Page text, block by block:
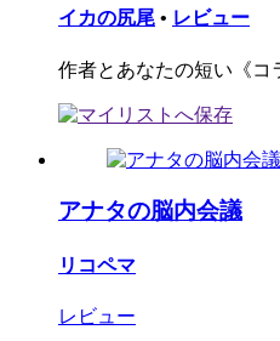
イカの尻尾 • レビュー
作者とあなたの短い《コ
アナタの脳内会議
リコペマ
レビュー